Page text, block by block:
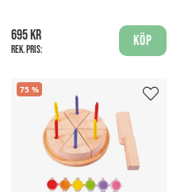
695 kr
Rek. pris:
Köp
75